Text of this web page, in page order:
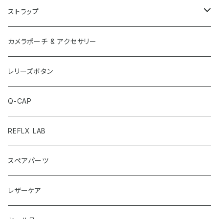
X-20S
X-Pro3
X-E4
ストラップ
ショルダー・ストラップ
リスト・ストラップ
カメラポーチ & アクセサリー
レリーズボタン
Q-CAP
REFLX LAB
スペアパーツ
レザーケア